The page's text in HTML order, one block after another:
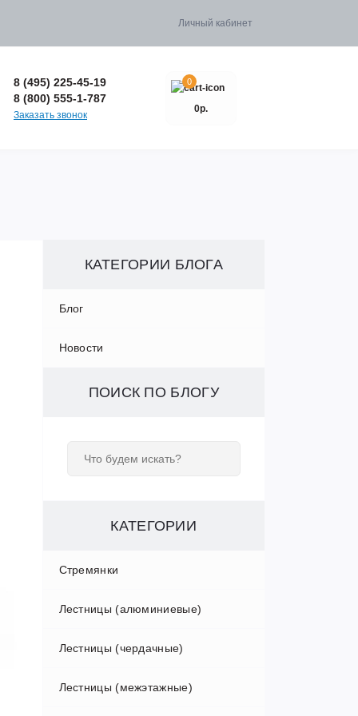
Личный кабинет
8 (495) 225-45-19
8 (800) 555-1-787
Заказать звонок
0
0р.
КАТЕГОРИИ БЛОГА
Блог
Новости
ПОИСК ПО БЛОГУ
КАТЕГОРИИ
Стремянки
Алюминиевые стремянки
Двухсторонние стремянки
Деревянные стремянки
Лестницы (алюминиевые)
Односекционные лестницы
Двухсекционные лестницы
Лестницы (чердачные)
FAKRO Польша
Лестницы (межэтажные)